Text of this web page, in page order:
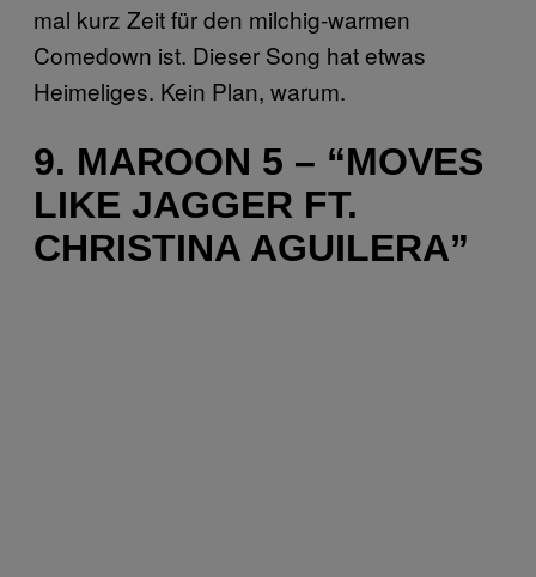
mal kurz Zeit für den milchig-warmen
Comedown ist. Dieser Song hat etwas
Heimeliges. Kein Plan, warum.
9. MAROON 5 – “MOVES
LIKE JAGGER FT.
CHRISTINA AGUILERA”